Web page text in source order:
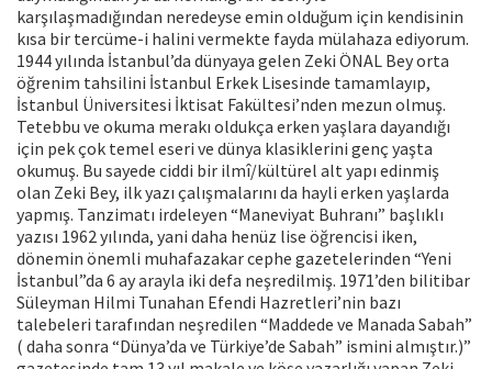
karşılaşmadığından neredeyse emin olduğum için kendisinin
kısa bir tercüme-i halini vermekte fayda mülahaza ediyorum.
1944 yılında İstanbul’da dünyaya gelen Zeki ÖNAL Bey orta
öğrenim tahsilini İstanbul Erkek Lisesinde tamamlayıp,
İstanbul Üniversitesi İktisat Fakültesi’nden mezun olmuş.
Tetebbu ve okuma merakı oldukça erken yaşlara dayandığı
için pek çok temel eseri ve dünya klasiklerini genç yaşta
okumuş. Bu sayede ciddi bir ilmî/kültürel alt yapı edinmiş
olan Zeki Bey, ilk yazı çalışmalarını da hayli erken yaşlarda
yapmış. Tanzimatı irdeleyen “Maneviyat Buhranı” başlıklı
yazısı 1962 yılında, yani daha henüz lise öğrencisi iken,
dönemin önemli muhafazakar cephe gazetelerinden “Yeni
İstanbul”da 6 ay arayla iki defa neşredilmiş. 1971’den bilitibar
Süleyman Hilmi Tunahan Efendi Hazretleri’nin bazı
talebeleri tarafından neşredilen “Maddede ve Manada Sabah”
( daha sonra “Dünya’da ve Türkiye’de Sabah” ismini almıştır.)”